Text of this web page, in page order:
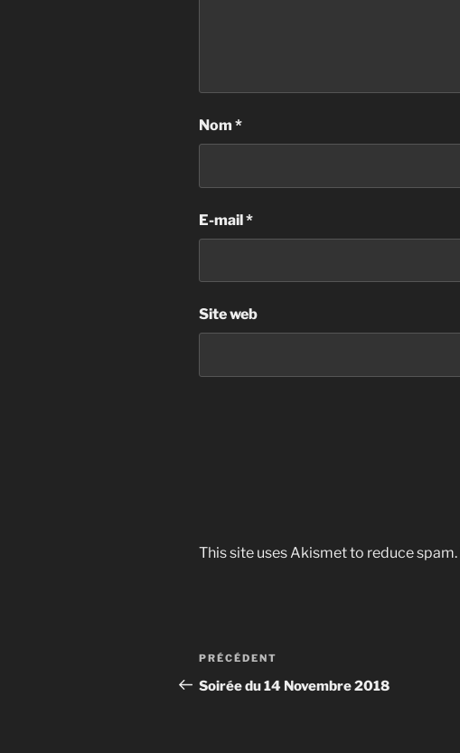
Nom *
E-mail*
Site web
This site uses Akismet to reduce spam.
Navigation
de
Article
précédent
PRÉCÉDENT
Soirée du 14 Novembre 2018